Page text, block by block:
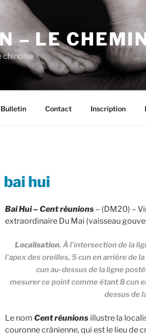
– LE
chinoise
Bulletin Contact Inscription
LE
bai hui
Bai Hui– Cent réunions – (DM20) –
extraordinaire Du Mai (vaisseau
Localisation. À l’intersection de la
l’apex des oreilles, 5 cun en arrière de
cun au-dessus de la ligne
mesurer ce point comme étant 8 cun
dessus de
Le nom Cent réunions illustre la
couronne crânienne, qui est le lieu de